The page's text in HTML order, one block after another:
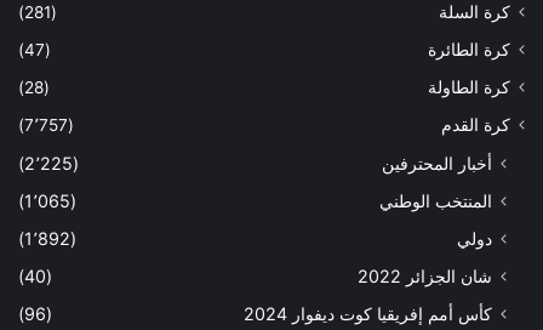
كرة السلة
(281)
كرة الطائرة
(47)
كرة الطاولة
(28)
كرة القدم
(7٬757)
أخبار المحترفين
(2٬225)
المنتخب الوطني
(1٬065)
دولي
(1٬892)
شان الجزائر 2022
(40)
كأس أمم إفريقيا كوت ديفوار 2024
(96)